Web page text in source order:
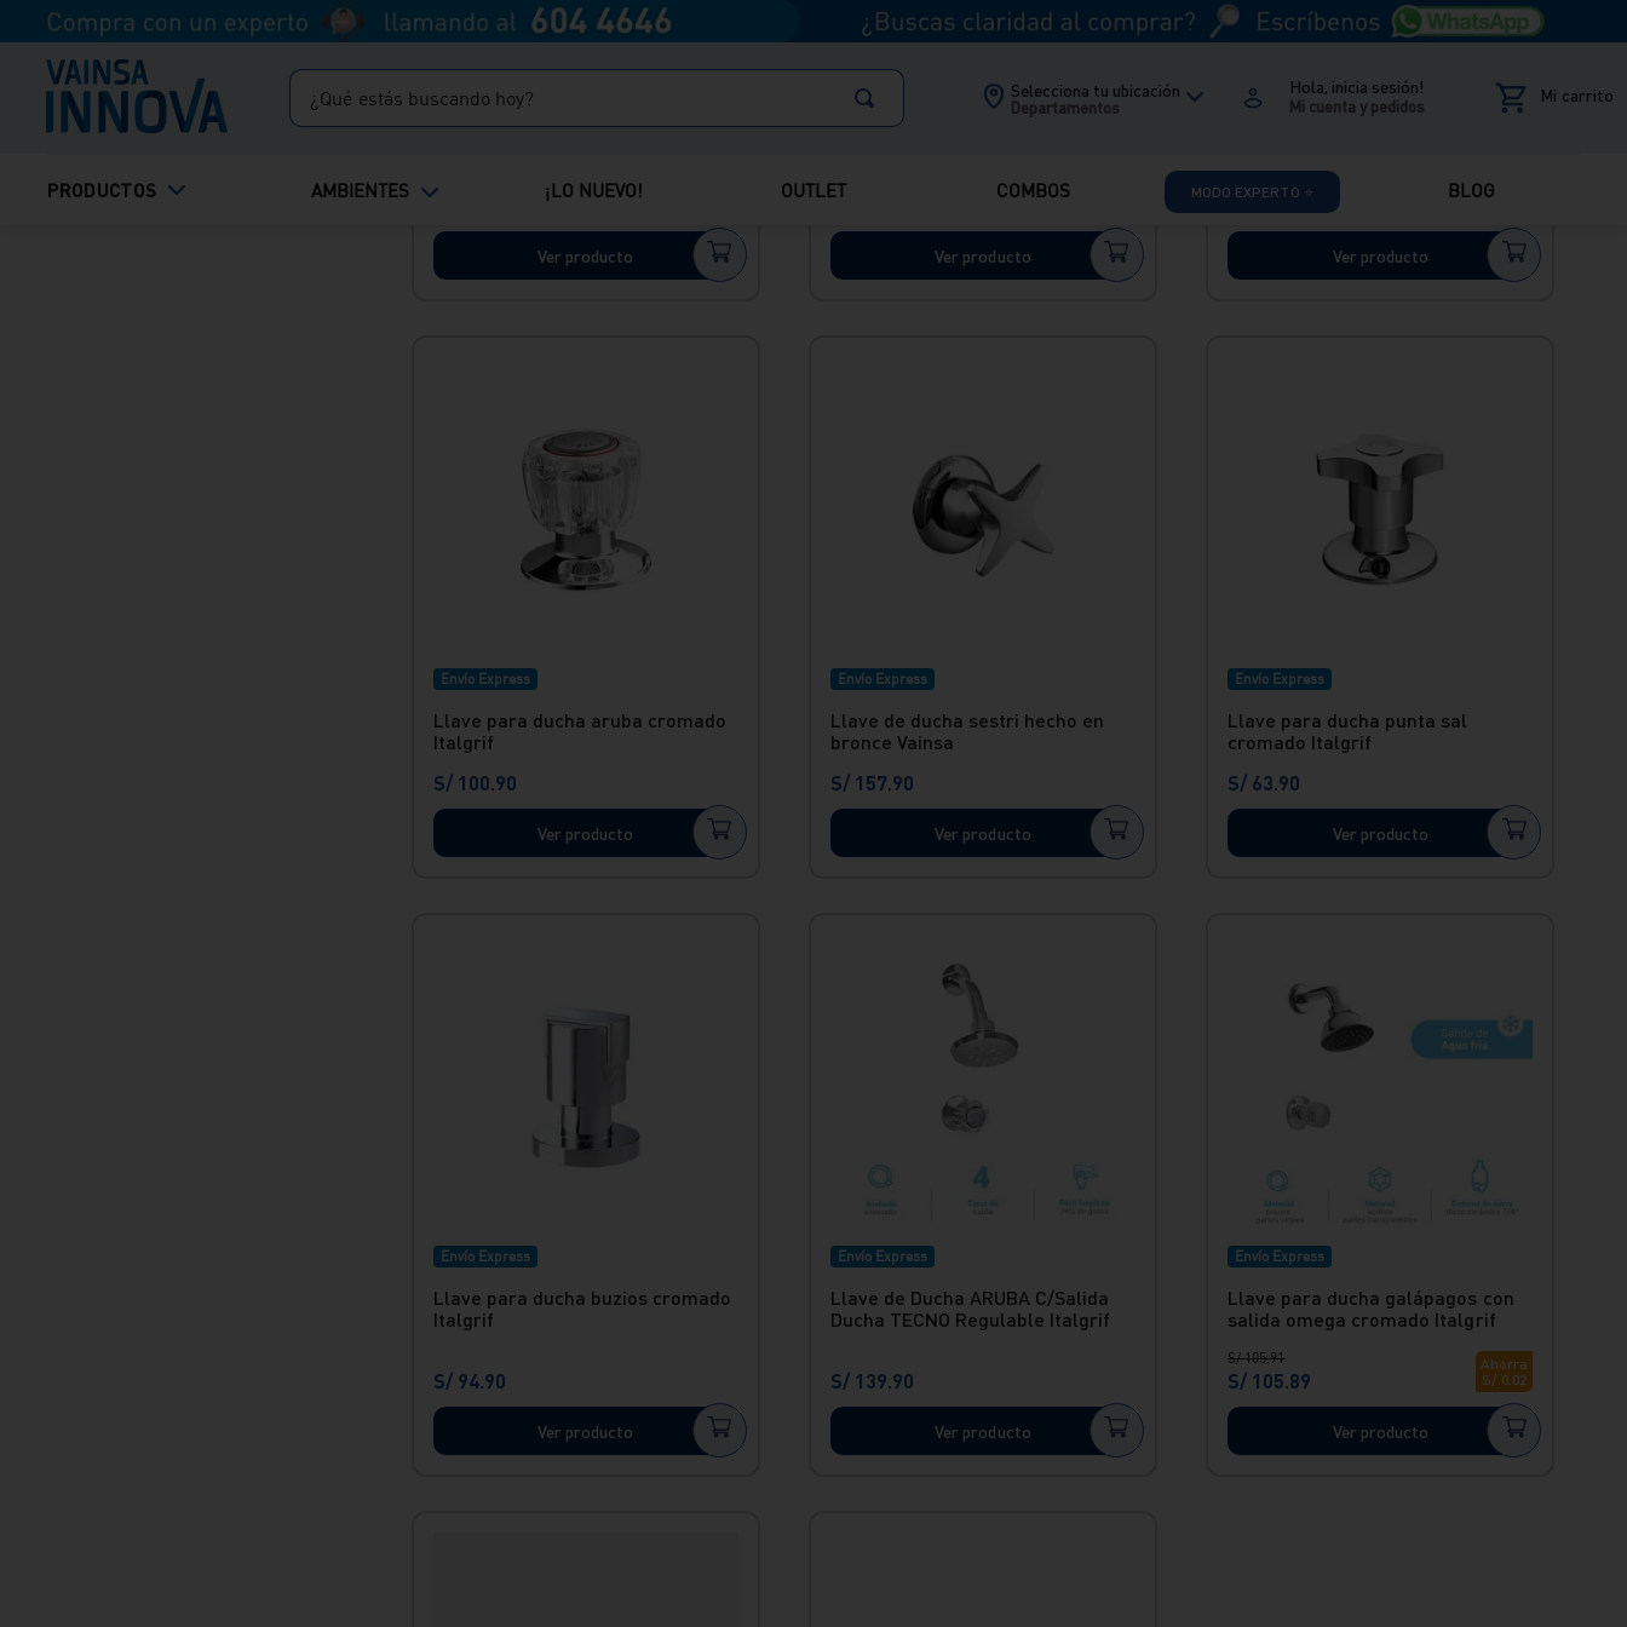
¿Qué estás buscando hoy? Selecciona tu ubicación
Departamentos
Hola, inicia sesión!
PRODUCTOS AMBIENTES ¡LO NUEVO! OUTLET COMBOS MODO EXPERTO ⭐ BLOG
Envío Express
Ver producto
Envío Express
S/
Ver producto
Envío Express
S/ 48. 90
Ver producto
Envío Express
Llave para ducha aruba cromado
Italgrif
S/ 100.90
Ver producto
Envío Express
Llave de ducha sestri hecho en
bronce Vainsa
S/ 157.90
Ver producto
Envío Express
Llave para ducha punta sal
cromado Italgrif
S/ 63.90
Ver producto
Envío Express
Llave para ducha buzios cromado
Italgrif
S/ 94.90
Ver producto
Envío Express
Llave de Ducha ARUBA C/Salida
Ducha TECNO Regulable Italgrif
S/ 139.90
Ver producto
Envío Express
Llave para ducha galápagos con
salida omega cromado Italgrif
S/ 105.91
S/ 105.89
Ahorra
S/ 0.02
Ver producto